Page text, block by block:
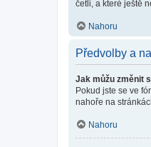
četli, a které ještě
Nahoru
Předvolby a
Jak můžu změnit
Pokud jste se ve
nahoře na
Nahoru